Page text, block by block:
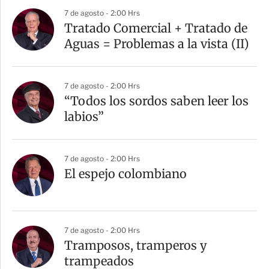
7 de agosto - 2:00 Hrs
Tratado Comercial + Tratado de
Aguas = Problemas a la vista (II)
7 de agosto - 2:00 Hrs
“Todos los sordos saben leer los
labios”
7 de agosto - 2:00 Hrs
El espejo colombiano
7 de agosto - 2:00 Hrs
Tramposos, tramperos y
trampeados